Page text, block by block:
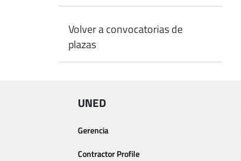
Volver a convocatorias de
plazas
UNED
Gerencia
Contractor Profile